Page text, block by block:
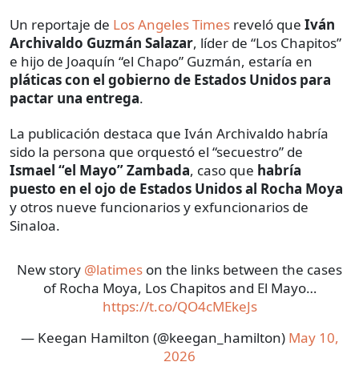
Un reportaje de Los Angeles Times reveló que Iván
Archivaldo Guzmán Salazar, líder de “Los Chapitos”
e hijo de Joaquín “el Chapo” Guzmán, estaría en
pláticas con el gobierno de Estados Unidos para
pactar una entrega.
La publicación destaca que Iván Archivaldo habría
sido la persona que orquestó el “secuestro” de
Ismael “el Mayo” Zambada, caso que habría
puesto en el ojo de Estados Unidos al Rocha Moya
y otros nueve funcionarios y exfuncionarios de
Sinaloa.
New story @latimes on the links between the cases
of Rocha Moya, Los Chapitos and El Mayo…
https://t.co/QO4cMEkeJs
— Keegan Hamilton (@keegan_hamilton) May 10,
2026